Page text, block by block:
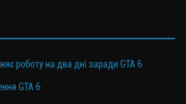
роботу на два дні заради GTA 6
GTA 6